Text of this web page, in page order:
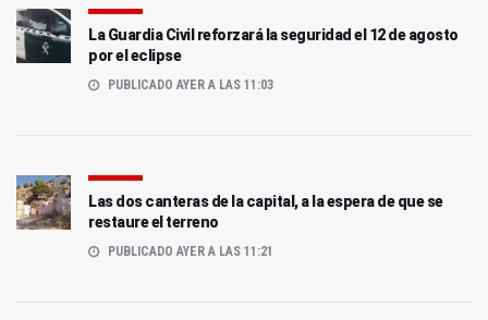
La Guardia Civil reforzará la seguridad el 12 de agosto
por el eclipse
PUBLICADO AYER A LAS 11:03
Las dos canteras de la capital, a la espera de que se
restaure el terreno
PUBLICADO AYER A LAS 11:21